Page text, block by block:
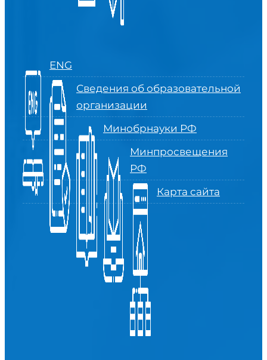
ENG
Сведения об образовательной
организации
Минобрнауки РФ
Минпросвещения
РФ
Карта сайта